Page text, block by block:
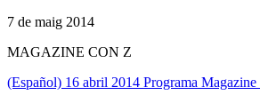
7 de maig 2014
MAGAZINE CON Z
(Español) 16 abril 2014 Programa Magazine